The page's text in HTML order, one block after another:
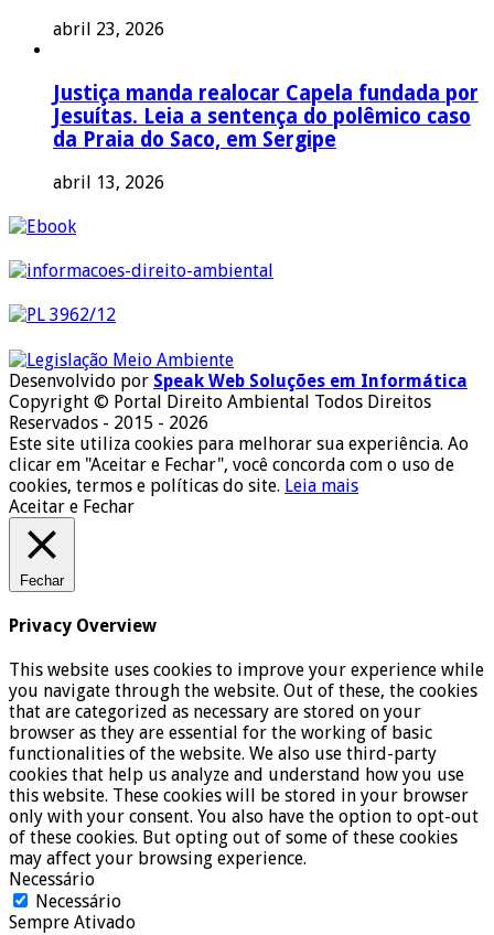
abril 23, 2026
Justiça manda realocar Capela fundada por
Jesuítas. Leia a sentença do polêmico caso
da Praia do Saco, em Sergipe
abril 13, 2026
Desenvolvido por Speak Web Soluções em Informática
Copyright © Portal Direito Ambiental Todos Direitos
Reservados - 2015 - 2026
Este site utiliza cookies para melhorar sua experiência. Ao
clicar em "Aceitar e Fechar", você concorda com o uso de
cookies, termos e políticas do site. Leia mais
Aceitar e Fechar
Fechar
Privacy Overview
This website uses cookies to improve your experience while
you navigate through the website. Out of these, the cookies
that are categorized as necessary are stored on your
browser as they are essential for the working of basic
functionalities of the website. We also use third-party
cookies that help us analyze and understand how you use
this website. These cookies will be stored in your browser
only with your consent. You also have the option to opt-out
of these cookies. But opting out of some of these cookies
may affect your browsing experience.
Necessário
Necessário
Sempre Ativado